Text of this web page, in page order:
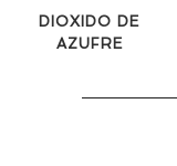
DIOXIDO DE
AZUFRE